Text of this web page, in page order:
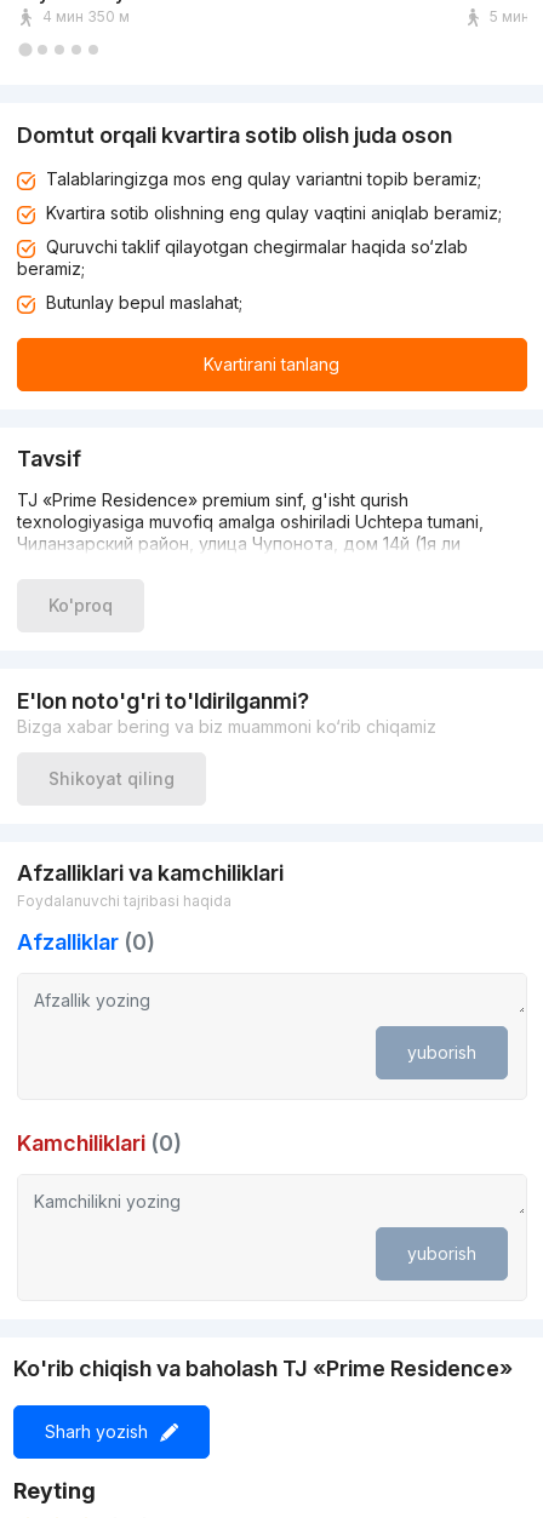
4 мин 350 м 5 мин
Domtut orqali kvartira sotib olish juda oson
Talablaringizga mos eng qulay variantni topib beramiz;
Kvartira sotib olishning eng qulay vaqtini aniqlab beramiz;
Quruvchi taklif qilayotgan chegirmalar haqida so‘zlab
beramiz;
Butunlay bepul maslahat;
Kvartirani tanlang
Tavsif
TJ «Prime Residence» premium sinf, g'isht qurish
texnologiyasiga muvofiq amalga oshiriladi Uchtepa tumani,
Чиланзарский район, улица Чупонота, дом 14й (1я ли
Ko'proq
E'lon noto'g'ri to'ldirilganmi?
Bizga xabar bering va biz muammoni ko‘rib chiqamiz
Shikoyat qiling
Afzalliklari va kamchiliklari
Foydalanuvchi tajribasi haqida
Afzalliklar (0)
yuborish
Kamchiliklari (0)
yuborish
Ko'rib chiqish va baholash TJ «Prime Residence»
Sharh yozish
Reyting